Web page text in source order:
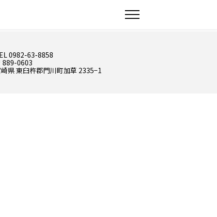
0982-63-8858
889-0603
県 東臼杵郡門川町加草 2335−1